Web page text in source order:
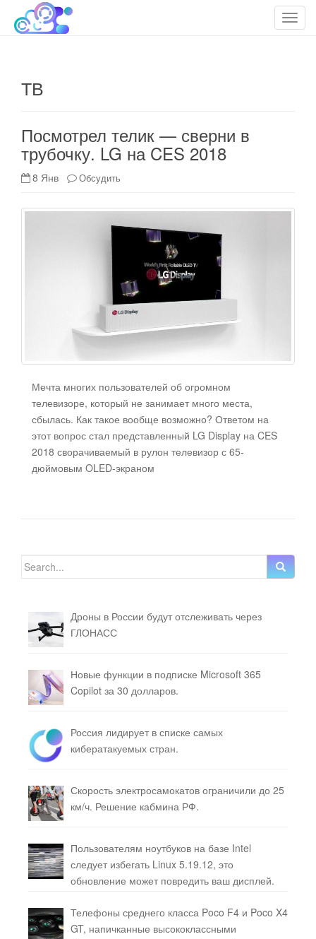
T
t
Облако технологий
cloudteh.ru
ТВ
Посмотрел телик — сверни в
трубочку. LG на CES 2018
8 Янв Обсудить
Мечта многих пользователей об огромном
телевизоре, который не занимает много места,
сбылась. Как такое вообще возможно? Ответом на
этот вопрос стал представленный LG Display на CES
2018 сворачиваемый в рулон телевизор с 65-
дюймовым OLED-экраном
Search for:
Дроны в России будут отслеживать через
ГЛОНАСС
Новые функции в подписке Microsoft 365
Copilot за 30 долларов.
Россия лидирует в списке самых
кибератакуемых стран.
Скорость электросамокатов ограничили до 25
км/ч. Решение кабмина РФ.
Пользователям ноутбуков на базе Intel
следует избегать Linux 5.19.12, это
обновление может повредить ваш дисплей.
Телефоны среднего класса Poco F4 и Poco X4
GT, напичканные высококлассными